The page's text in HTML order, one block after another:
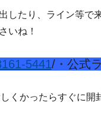
したり、ライン等で
いね！
5441/・公式
くかったらすぐに開